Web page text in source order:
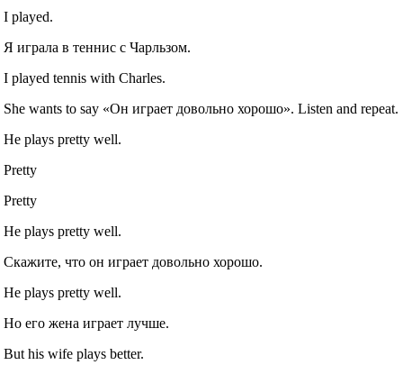
I played.
Я играла в теннис с Чарльзом.
I played tennis with Charles.
She wants to say «Он играет довольно хорошо». Listen and repeat.
He plays pretty well.
Pretty
Pretty
He plays pretty well.
Скажите, что он играет довольно хорошо.
He plays pretty well.
Но его жена играет лучше.
But his wife plays better.